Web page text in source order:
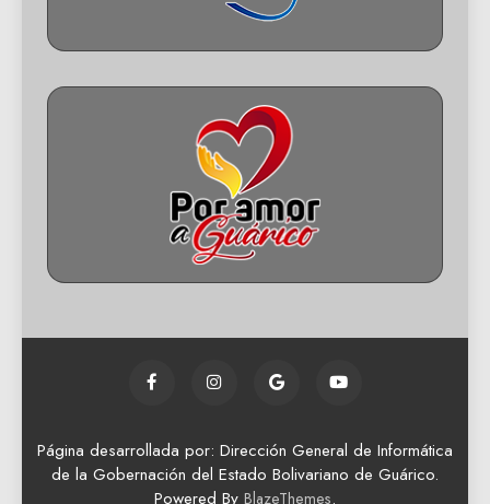
Página desarrollada por: Dirección General de Informática
de la Gobernación del Estado Bolivariano de Guárico.
Powered By BlazeThemes.